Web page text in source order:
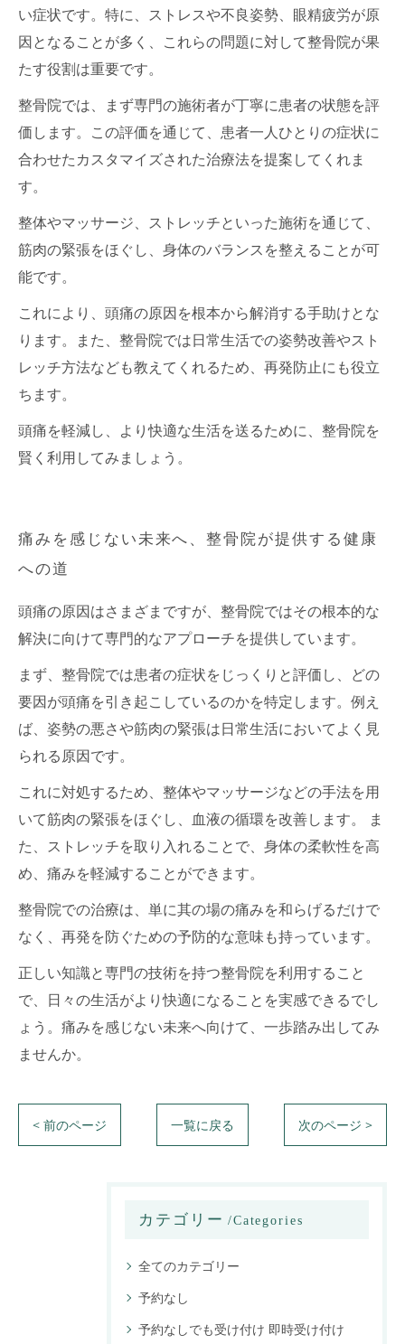
い症状です。特に、ストレスや不良姿勢、眼精疲労が原
因となることが多く、これらの問題に対して整骨院が果
たす役割は重要です。
整骨院では、まず専門の施術者が丁寧に患者の状態を評
価します。この評価を通じて、患者一人ひとりの症状に
合わせたカスタマイズされた治療法を提案してくれま
す。
整体やマッサージ、ストレッチといった施術を通じて、
筋肉の緊張をほぐし、身体のバランスを整えることが可
能です。
これにより、頭痛の原因を根本から解消する手助けとな
ります。また、整骨院では日常生活での姿勢改善やスト
レッチ方法なども教えてくれるため、再発防止にも役立
ちます。
頭痛を軽減し、より快適な生活を送るために、整骨院を
賢く利用してみましょう。
痛みを感じない未来へ、整骨院が提供する健康
への道
頭痛の原因はさまざまですが、整骨院ではその根本的な
解決に向けて専門的なアプローチを提供しています。
まず、整骨院では患者の症状をじっくりと評価し、どの
要因が頭痛を引き起こしているのかを特定します。例え
ば、姿勢の悪さや筋肉の緊張は日常生活においてよく見
られる原因です。
これに対処するため、整体やマッサージなどの手法を用
いて筋肉の緊張をほぐし、血液の循環を改善します。 ま
た、ストレッチを取り入れることで、身体の柔軟性を高
め、痛みを軽減することができます。
整骨院での治療は、単に其の場の痛みを和らげるだけで
なく、再発を防ぐための予防的な意味も持っています。
正しい知識と専門の技術を持つ整骨院を利用すること
で、日々の生活がより快適になることを実感できるでし
ょう。痛みを感じない未来へ向けて、一歩踏み出してみ
ませんか。
< 前のページ 一覧に戻る 次のページ >
カテゴリー Categories
全てのカテゴリー
予約なし
予約なしでも受け付け 即時受け付け